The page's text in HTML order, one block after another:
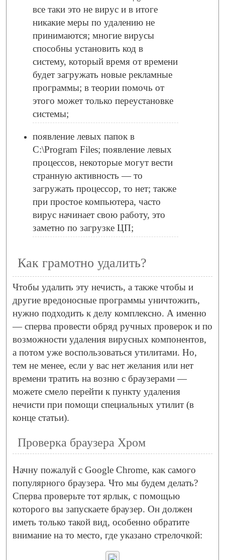
все таки это не вирус и в итоге
никакие меры по удалению не
принимаются; многие вирусы
способны установить код в
систему, который время от времени
будет загружать новые рекламные
программы; в теории помочь от
этого может только переустановке
системы;
появление левых папок в
C:\Program Files; появление левых
процессов, некоторые могут вести
странную активность — то
загружать процессор, то нет; также
при простое компьютера, часто
вирус начинает свою работу, это
заметно по загрузке ЦП;
Как грамотно удалить?
Чтобы удалить эту нечисть, а также чтобы и
другие вредоносные программы уничтожить,
нужно подходить к делу комплексно. А именно
— сперва провести обряд ручных проверок и по
возможности удаления вирусных компонентов,
а потом уже воспользоваться утилитами. Но,
тем не менее, если у вас нет желания или нет
времени тратить на возню с браузерами —
можете смело перейти к пункту удаления
нечисти при помощи специальных утилит (в
конце статьи).
Проверка браузера Хром
Начну пожалуй с Google Chrome, как самого
популярного браузера. Что мы будем делать?
Сперва проверьте тот ярлык, с помощью
которого вы запускаете браузер. Он должен
иметь только такой вид, особенно обратите
внимание на то место, где указано стрелочкой: